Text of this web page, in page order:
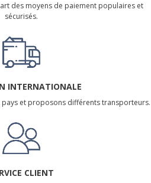
des moyens de paiement populaires et
sécurisés.
INTERNATIONALE
et proposons différents transporteurs.
CLIENT